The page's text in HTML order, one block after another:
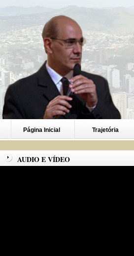
Página Inicial Trajetória
AUDIO E VÍDEO